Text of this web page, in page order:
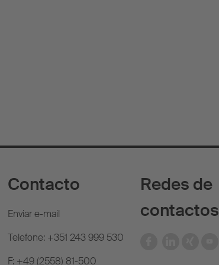
Contacto
Enviar e-mail
Telefone: +351 243 999 530
F: +49 (2558) 81-500
Redes de
contactos